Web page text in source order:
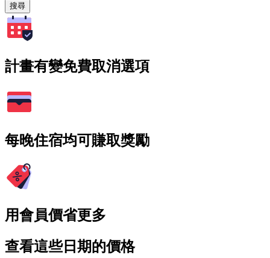
搜尋
計畫有變免費取消選項
每晚住宿均可賺取獎勵
用會員價省更多
查看這些日期的價格